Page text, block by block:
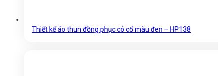
Thiết kế áo thun đồng phục có cổ màu đen – HP138